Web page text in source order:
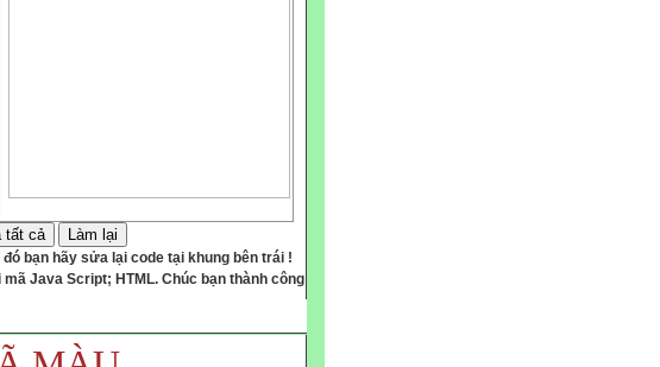
tất cả Làm lại
bạn hãy sửa lại code tại khung bên trái !
Java Script; HTML. Chúc bạn thành công